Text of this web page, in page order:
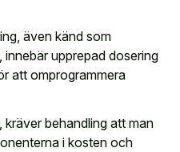
även känd som
innebär upprepad dosering
att omprogrammera
kräver behandling att man
i kosten och